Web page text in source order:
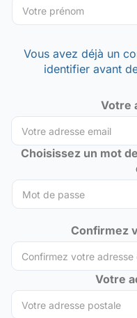
Vous avez déjà un
identifier avant
Votre
Choisissez un mot
Confirmez
Votre